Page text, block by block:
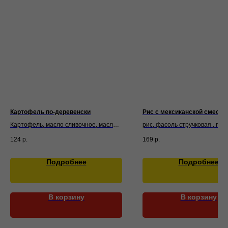
Картофель по-деревенски
Картофель, масло сливочное, масло
чеснок
124 р.
Подробнее
В корзину
Рис с мексиканской смесью
рис, фасоль стручковая ,
кукуруза , перец болгарский,
169 р.
Подробнее
В корзину